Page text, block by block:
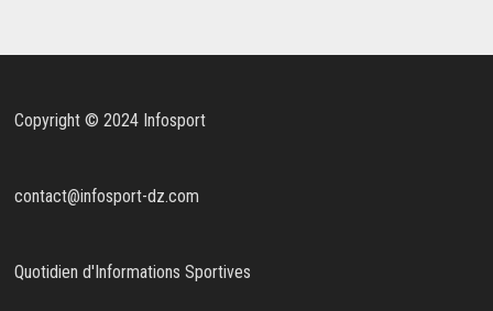
Copyright © 2024 Infosport
contact@infosport-dz.com
Quotidien d'Informations Sportives